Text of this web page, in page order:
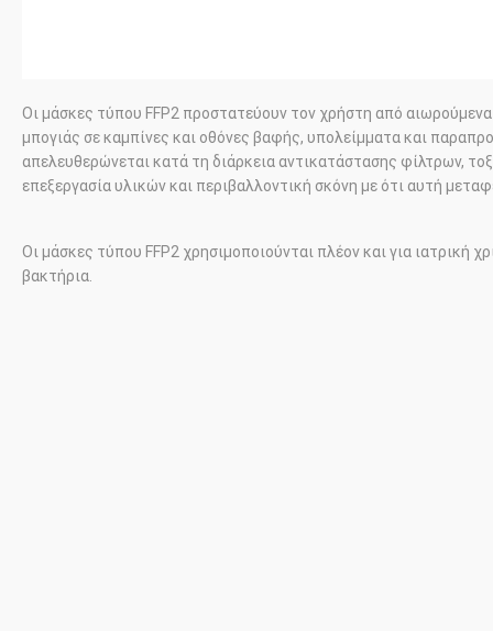
Οι μάσκες τύπου FFP2 προστατεύουν τον χρήστη από
μπογιάς σε καμπίνες και οθόνες βαφής, υπολείμματα και
απελευθερώνεται κατά τη διάρκεια αντικατάστασης φίλτρων,
επεξεργασία υλικών και περιβαλλοντική σκόνη με ότι αυτή
Οι μάσκες τύπου FFP2 χρησιμοποιούνται πλέον και για ιατρική
βακτήρια.